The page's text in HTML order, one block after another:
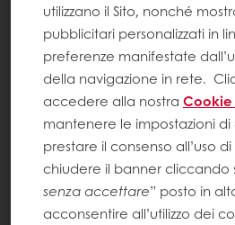
utilizzano il Sito, nonché
pubblicitari personalizzati in
preferenze manifestate
della navigazione in rete.
accedere alla nostra Cookie
mantenere le impostazioni di
prestare il consenso all’uso
chiudere il banner cliccando
senza accettare” posto in
acconsentire all’utilizzo dei